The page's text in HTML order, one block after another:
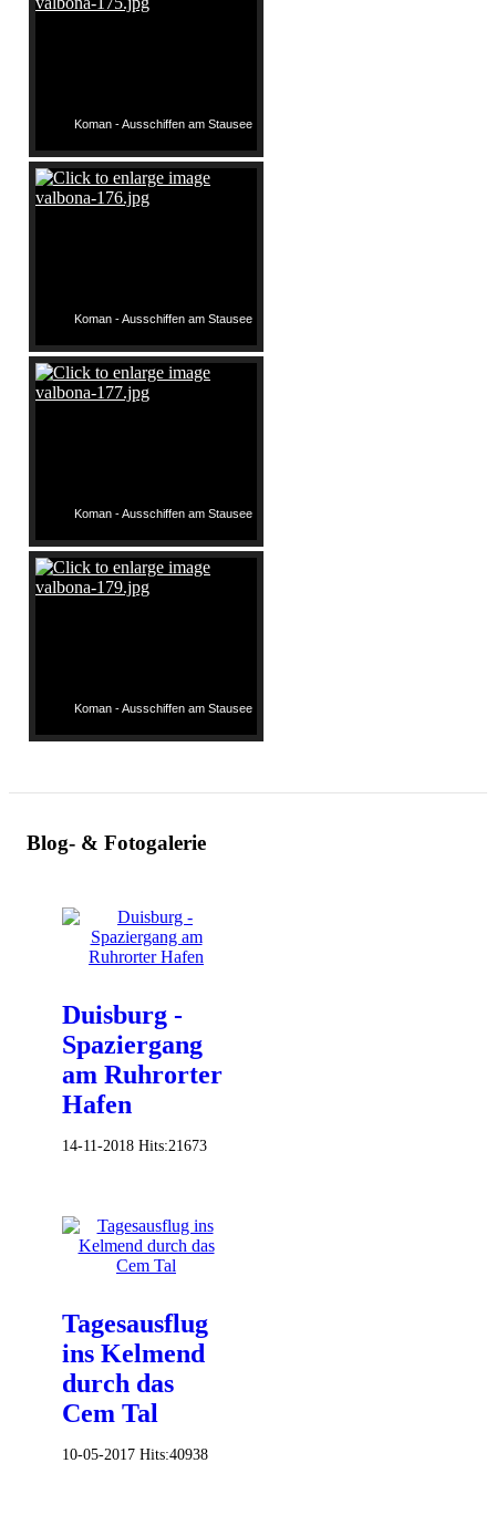
Koman - Ausschiffen am Stausee
Koman - Ausschiffen am Stausee
Koman - Ausschiffen am Stausee
Koman - Ausschiffen am Stausee
Blog- & Fotogalerie
Duisburg -
Spaziergang
am Ruhrorter
Hafen
14-11-2018 Hits:21673
Tagesausflug
ins Kelmend
durch das
Cem Tal
10-05-2017 Hits:40938